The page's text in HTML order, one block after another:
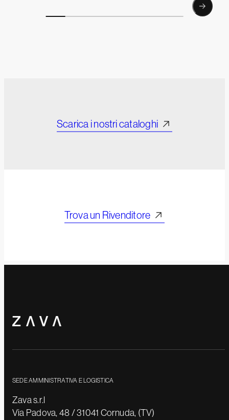
Scarica i nostri cataloghi
Trova un Rivenditore
SEDE AMMINISTRATIVA E LOGISTICA
Zava s.r.l
Via Padova, 48 / 31041 Cornuda, (TV)